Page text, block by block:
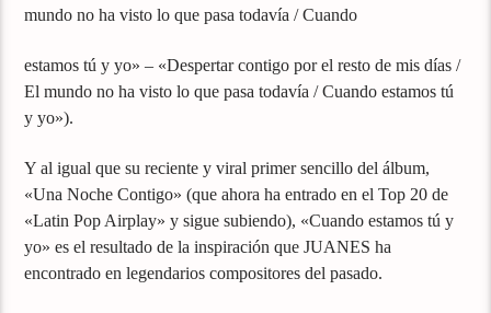
mundo no ha visto lo que pasa todavía / Cuando
estamos tú y yo» – «Despertar contigo por el resto de mis días /
El mundo no ha visto lo que pasa todavía / Cuando estamos tú
y yo»).
Y al igual que su reciente y viral primer sencillo del álbum,
«Una Noche Contigo» (que ahora ha entrado en el Top 20 de
«Latin Pop Airplay» y sigue subiendo), «Cuando estamos tú y
yo» es el resultado de la inspiración que JUANES ha
encontrado en legendarios compositores del pasado.